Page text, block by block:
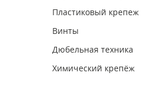
Пластиковый крепеж
Винты
Дюбельная техника
Химический крепёж